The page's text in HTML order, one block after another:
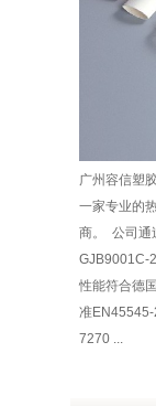
广州容信塑
一家专业的
商。 公司通
GJB9001C-
性能符合德
准
7270 ...